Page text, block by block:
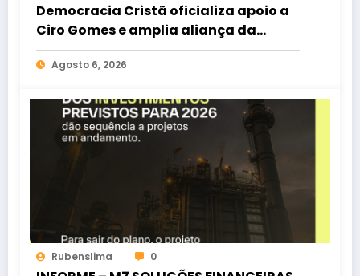
Democracia Cristã oficializa apoio a
Ciro Gomes e amplia aliança da
oposição no Ceará
Agosto 6, 2026
Rubenslima 0